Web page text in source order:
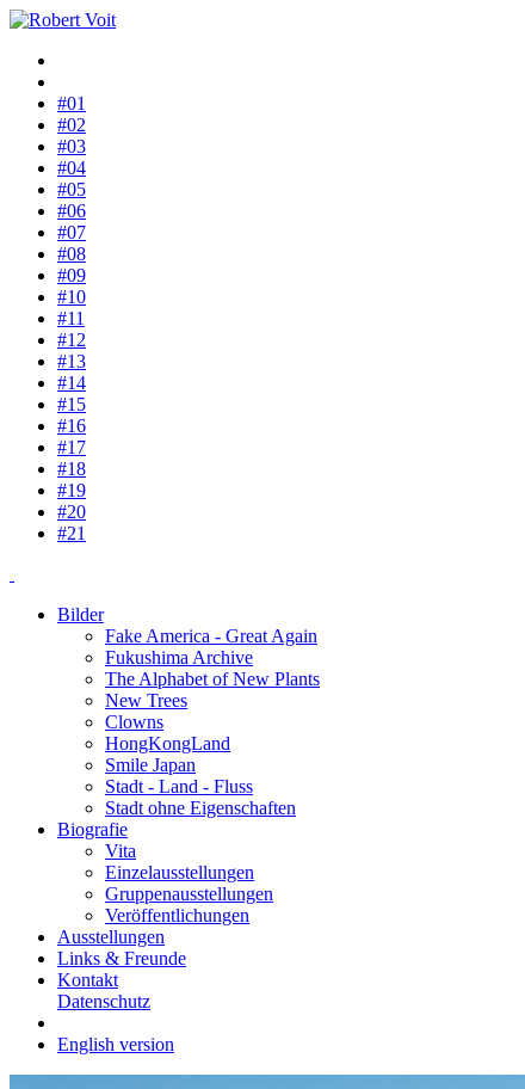
#01
#02
#03
#04
#05
#06
#07
#08
#09
#10
#11
#12
#13
#14
#15
#16
#17
#18
#19
#20
#21
Bilder
Fake America - Great Again
Fukushima Archive
The Alphabet of New Plants
New Trees
Clowns
HongKongLand
Smile Japan
Stadt - Land - Fluss
Stadt ohne Eigenschaften
Biografie
Vita
Einzelausstellungen
Gruppenausstellungen
Veröffentlichungen
Ausstellungen
Links & Freunde
Kontakt
Datenschutz
English version